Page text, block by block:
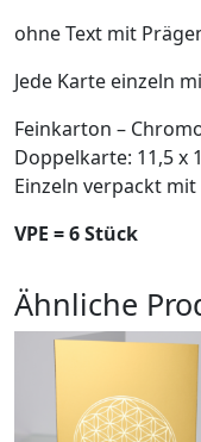
ohne Text mit
Jede Karte einzeln
Feinkarton –
Doppelkarte: 11,5 x
Einzeln verpackt mit
VPE = 6 Stück
Ähnliche